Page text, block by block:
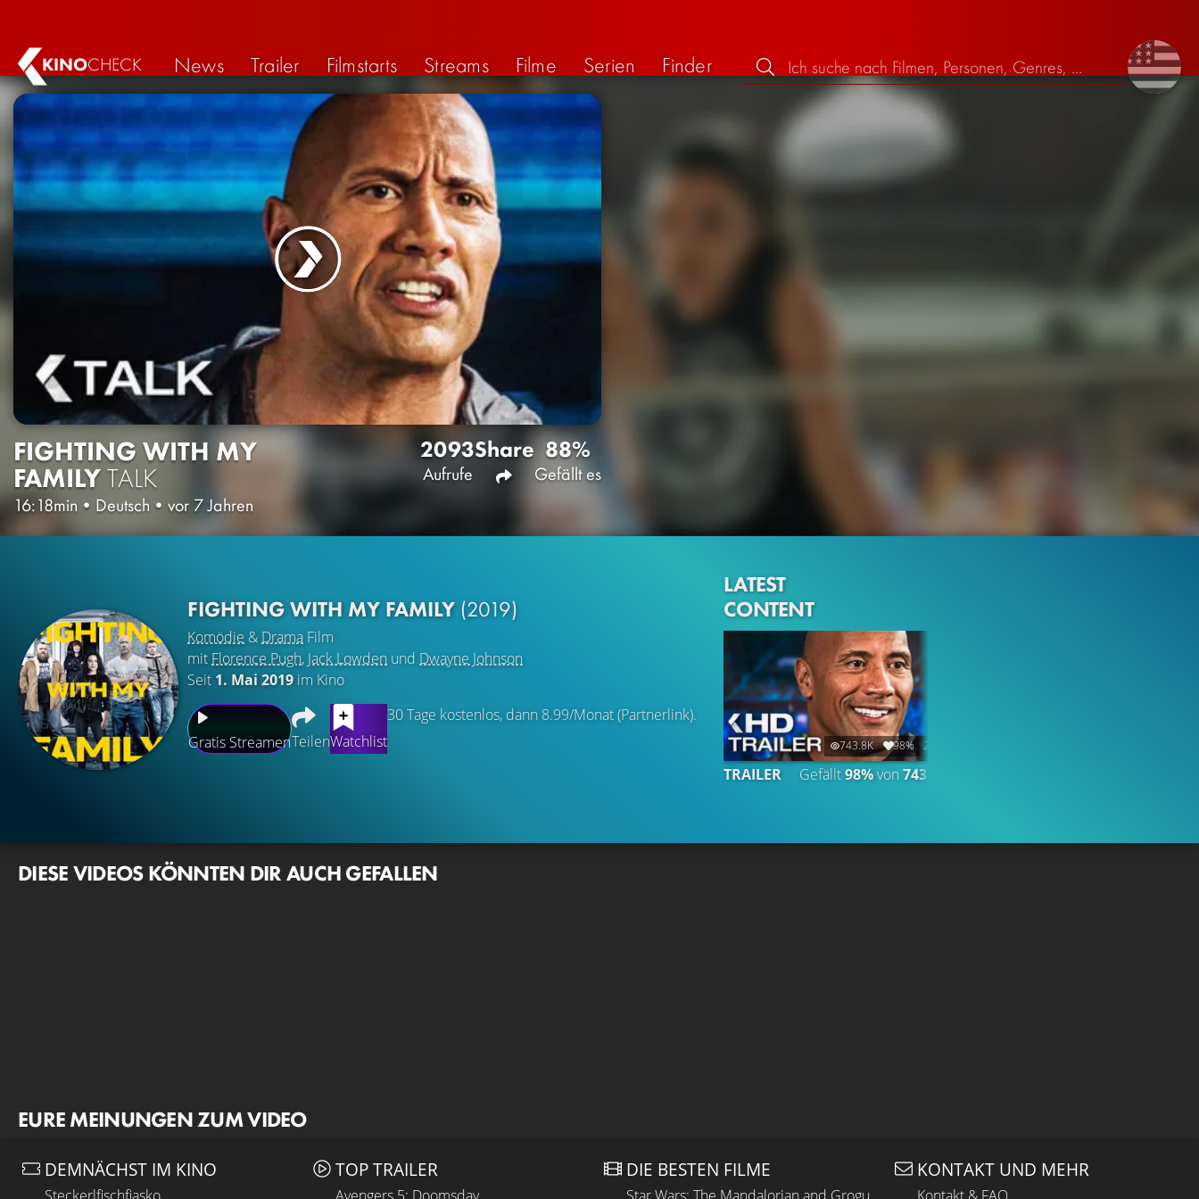
KINOCHECK News Trailer Filmstarts Streams Filme Serien Finder
FIGHTING WITH MY
FAMILYTALK
16:18min • Deutsch • vor 7 Jahren
2093
Aufrufe
Share 88%
Gefällt es
FIGHTING WITH MY FAMILY (2019)
Komödie & Drama Film
mit Florence Pugh, Jack Lowden und Dwayne Johnson
Seit 1. Mai 2019im Kino
Gratis StreamenTeilenWatchlist
30 Tage kostenlos, dann 8.99/Monat (Partnerlink).
LATEST
CONTENT
743.8K 98% 2:41
TRAILER Gefällt98%von 743.782
DIESE VIDEOS KÖNNTEN DIR AUCH GEFALLEN
EURE MEINUNGEN ZUM VIDEO
DEMNÄCHST IM KINO TOP TRAILER DIE BESTEN FILME KONTAKT UND MEHR